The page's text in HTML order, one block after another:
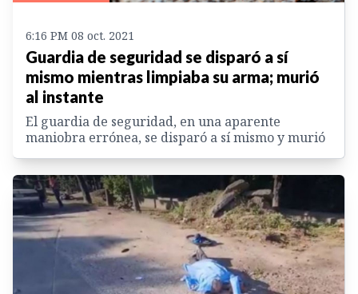
6:16 PM 08 oct. 2021
Guardia de seguridad se disparó a sí
mismo mientras limpiaba su arma; murió
al instante
El guardia de seguridad, en una aparente
maniobra errónea, se disparó a sí mismo y murió